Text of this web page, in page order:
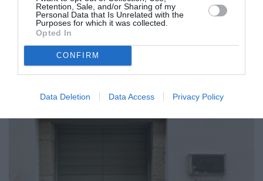
Retention, Sale, and/or Sharing of my
Personal Data that Is Unrelated with the
Purposes for which it was collected.
Opted In
CONFIRM
Data Deletion Data Access Privacy Policy
20/06/2024 17:04
Όπως διαβεβαίωσε ο πρόεδρος της «Φάρις»,
Σωτήρης Κριτσωτάκης Το άνοιγμα της Πινακοθήκης
«Α. Τάσσος», έπειτα από περίπου δύο...